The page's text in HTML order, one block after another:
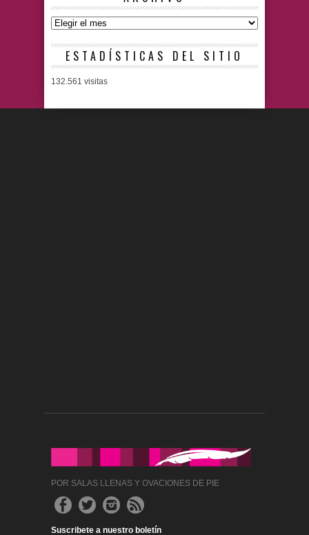
ARCHIVO
ESTADÍSTICAS DEL SITIO
132.561 visitas
POR SALAS LLENAS Y OVACIONES DE PIE
Suscribete a nuestro boletín